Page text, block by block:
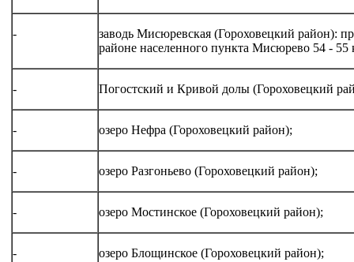
-
заводь Мисюревская (Гороховецкий район):
районе населенного пункта Мисюрево 54 - 55
- Погостский и Кривой долы (Гороховецкий
- озеро Нефра (Гороховецкий район);
- озеро Разгоньево (Гороховецкий район);
- озеро Мостинское (Гороховецкий район);
- озеро Блощинское (Гороховецкий район);